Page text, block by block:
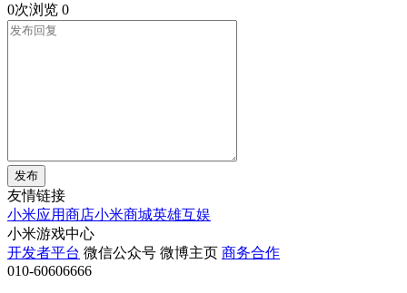
0次浏览 0
发布
友情链接
小米应用商店小米商城英雄互娱
小米游戏中心
开发者平台 微信公众号 微博主页 商务合作
010-60606666